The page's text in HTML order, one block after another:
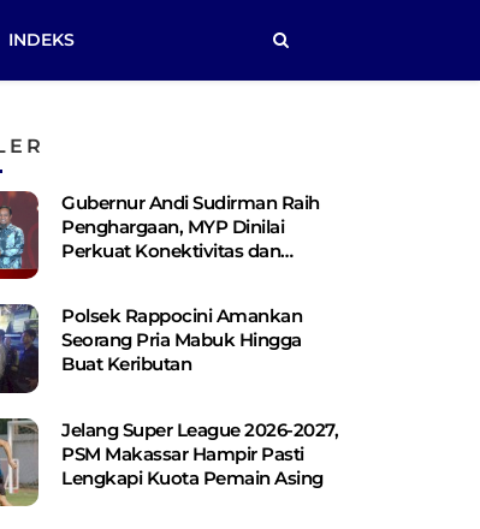
INDEKS
Gubernur Andi Sudirman Raih
Penghargaan, MYP Dinilai
Perkuat Konektivitas dan
Polsek Rappocini Amankan
Seorang Pria Mabuk Hingga
Buat Keributan
Jelang Super League 2026-2027,
PSM Makassar Hampir Pasti
Lengkapi Kuota Pemain Asing